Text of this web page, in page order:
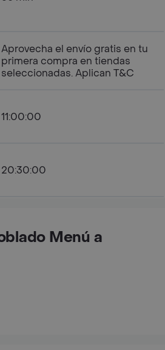
Aprovecha el envío gratis en tu
primera compra en tiendas
seleccionadas. Aplican T&C
11:00:00
20:30:00
Menú a